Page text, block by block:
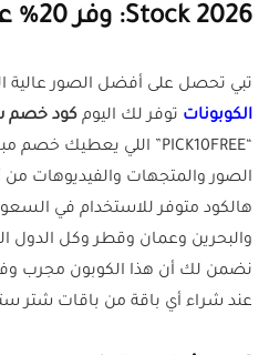
Stock 2026: وفر 20% على كل مشترياتك
تبي تحصل على أفضل الصور عالية
الكوبونات توفر لك اليوم كود خصم
الصور والمتجهات والفيديوهات من
هالكود متوفر للاستخدام في
والبحرين وعمان وقطر وكل الدول
عند شراء أي باقة من باقات شتر